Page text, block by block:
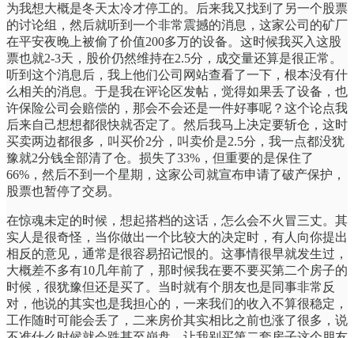
为我想大概是冬天太冷才停工的。后来我又找到了另一个股票
的讨论组，然后就听到一个非常震撼的消息，这家公司的矿厂
在平安夜晚上被偷了价值200多万的设备。这时候我买入这股
票也就2-3天，股价仍然维持在2.5分，成交量还算是很正常。
听到这个消息后，我上他们公司网站查看了一下，根本没有什
么相关的消息。于是我在评论区发帖，觉得如果丢了设备，也
许保险公司会赔偿的，那会不会还是一件好事呢？这个论点我
后来自己想想都很快就否定了。然后我马上决定要斩仓，这时
买卖两边都很多，叫买价2分，叫卖价是2.5分，我一点都没犹
豫就2分钱全部清了仓。损失了33%，但重要的是保住了
66%，然后不到一个星期，这家公司就宣布申请了破产保护，
股票也暂停了交易。
在惊魂未定的时候，想起搭档的这话，怎么会不火冒三丈。其
实人是很奇怪，当你做出一个比较大的决定时，有人向你提出
相反的意见，通常是很容易招记恨的。这事情很早就发生过，
大概差不多有10几年前了，那时候我在要不要买第二个房子的
时候，很犹豫但还是买了。当时就有个朋友也是同事非常反
对，他说的其实也是我担心的，一来我们的收入不算很稳定，
工作随时可能会丢了，二来房价其实相比之前也涨了很多，说